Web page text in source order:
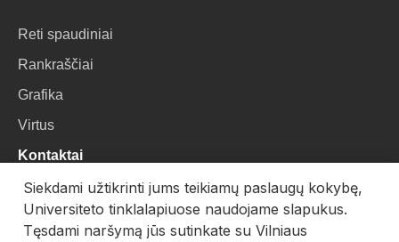
Reti spaudiniai
Rankraščiai
Grafika
Virtus
Kontaktai
VU Biblioteka
Universiteto g. 3, LT-01122, Vilnius
Siekdami užtikrinti jums teikiamų paslaugų kokybę,
Universiteto tinklalapiuose naudojame slapukus.
Tęsdami naršymą jūs sutinkate su Vilniaus